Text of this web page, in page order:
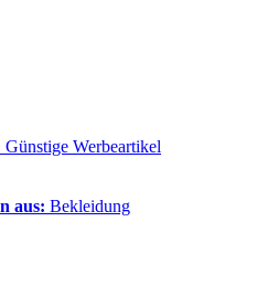
Günstige Werbeartikel
aus: Bekleidung